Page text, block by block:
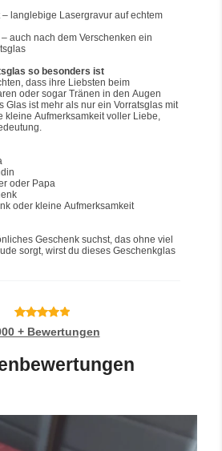
– langlebige Lasergravur auf echtem
auch nach dem Verschenken ein
so besonders ist
dass ihre Liebsten beim
oder sogar Tränen in den Augen
Glas ist mehr als nur ein Vorratsglas mit
kleine Aufmerksamkeit voller Liebe,
oder Papa
oder kleine Aufmerksamkeit
Geschenk suchst, das ohne viel
sorgt, wirst du dieses Geschenkglas
+ Bewertungen